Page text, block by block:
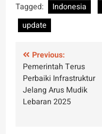
Tagged: Indonesia
update
Post
navigation
Previous:
Pemerintah Terus
Perbaiki Infrastruktur
Jelang Arus Mudik
Lebaran 2025